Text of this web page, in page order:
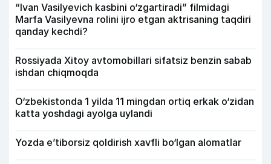
“Ivan Vasilyevich kasbini o‘zgartiradi” filmidagi
Marfa Vasilyevna rolini ijro etgan aktrisaning taqdiri
qanday kechdi?
Rossiyada Xitoy avtomobillari sifatsiz benzin sabab
ishdan chiqmoqda
O‘zbekistonda 1 yilda 11 mingdan ortiq erkak o‘zidan
katta yoshdagi ayolga uylandi
Yozda e’tiborsiz qoldirish xavfli bo‘lgan alomatlar